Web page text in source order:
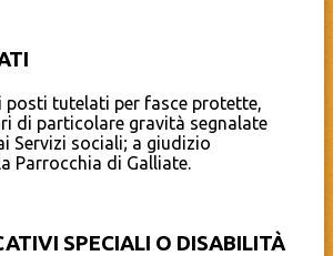
posti tutelati per fasce protette,
di particolare gravità segnalate
Servizi sociali; a giudizio
Parrocchia di Galliate.
SPECIALI O DISABILITÀ